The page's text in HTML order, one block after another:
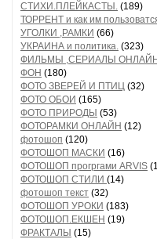
СТИХИ.ПЛЕЙКАСТЫ. (189)
ТОРРЕНТ и как им
УГОЛКИ ,РАМКИ (66)
УКРАИНА и политика. (323)
ФИЛЬМЫ ,СЕРИАЛЫ ОНЛАЙН
ФОН (180)
ФОТО ЗВЕРЕЙ И ПТИЦ (32)
ФОТО ОБОИ (165)
ФОТО ПРИРОДЫ (53)
ФОТОРАМКИ ОНЛАЙН (12)
фотошоп (120)
ФОТОШОП МАСКИ (16)
ФОТОШОП прогргами ARVIS
ФОТОШОП СТИЛИ (14)
фотошоп текст (32)
ФОТОШОП УРОКИ (183)
ФОТОШОП.ЕКШЕН (19)
ФРАКТАЛЫ (15)